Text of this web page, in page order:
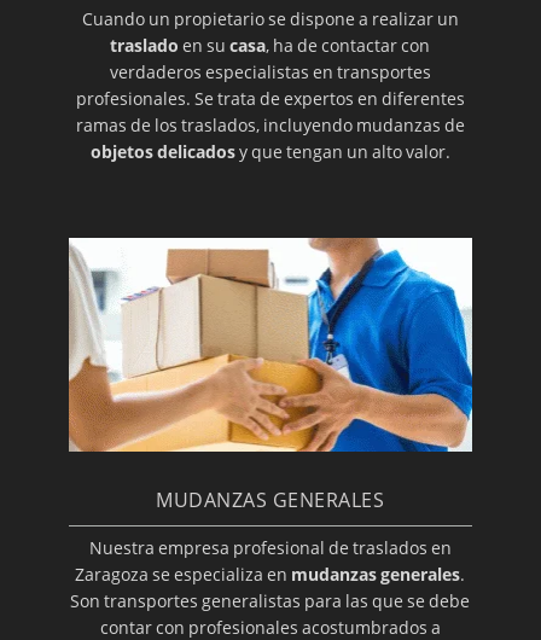
Cuando un propietario se dispone a realizar un
traslado en sucasa, ha de contactar con
verdaderos especialistas en transportes
profesionales. Se trata de expertos en diferentes
ramas de los traslados, incluyendo mudanzas de
objetos delicadosy que tengan un alto valor.
MUDANZAS GENERALES
Nuestra empresa profesional de traslados en
Zaragoza se especializa en mudanzas generales.
Son transportes generalistas para las que se debe
contar con profesionales acostumbrados a